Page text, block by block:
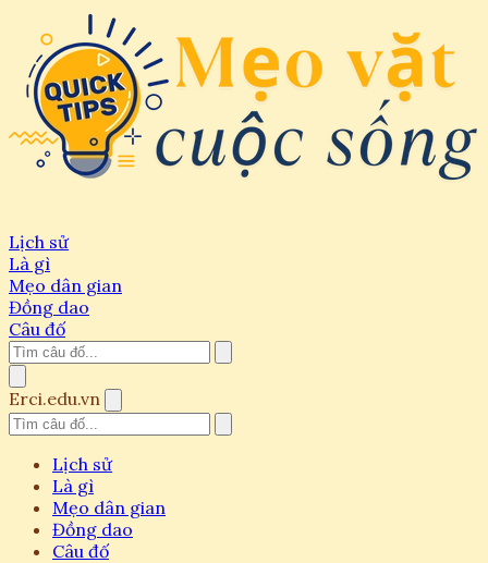
Lịch sử
Là gì
Mẹo dân gian
Đồng dao
Câu đố
Erci.edu.vn
Lịch sử
Là gì
Mẹo dân gian
Đồng dao
Câu đố